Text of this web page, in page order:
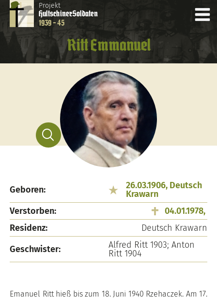
Projekt
HultschinerSoldaten
1939 - 45
Ritt Emmanuel
Geboren:
26.03.1906, Deutsch
Krawarn
Verstorben:
04.01.1978,
Residenz:
Deutsch Krawarn
Geschwister:
Alfred Ritt 1903; Anton
Ritt 1904
Emanuel Ritt hieß bis zum 18. Juni 1940 Rzehaczek. Am 17.